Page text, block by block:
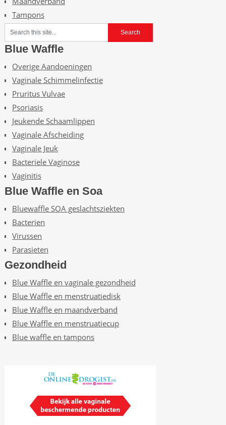
Tampons
Blue Waffle
Overige Aandoeningen
Vaginale Schimmelinfectie
Pruritus Vulvae
Psoriasis
Jeukende Schaamlippen
Vaginale Afscheiding
Vaginale Jeuk
Bacteriele Vaginose
Vaginitis
Blue Waffle en Soa
Bluewaffle SOA geslachtsziekten
Bacterien
Virussen
Parasieten
Gezondheid
Blue Waffle en vaginale gezondheid
Blue Waffle en menstruatiedisk
Blue Waffle en maandverband
Blue Waffle en menstruatiecup
Blue waffle en tampons